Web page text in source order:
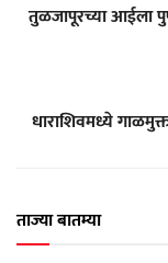
तुळजापूरच्या आईला
धाराशिवमध्ये
ताज्या बातम्या